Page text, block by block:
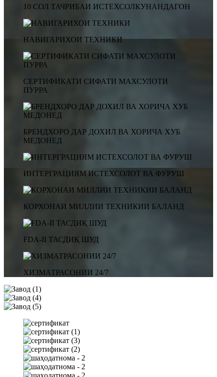
10 СОЛ ТАЧРИБАИ ИСТЕХСОЛКУНАНДАГОН
НАВИГАРИХОИ ТЕХНИКИ
СЕРТИФИКАТИ СИФАТИ МАХСУЛОТИ
ПУРРА
БРЕНДХОРО ДАР ДОХИЛ ВА ХОРИЧА ХУБ
МЕДОНЕД
ИНТЕРГРАЦИЯМ ИСТЕХСОЛОТ ВА ФУРУШ
КОРХОНАИ МИЛЛИИ ТЕХНИКИИ БАЛАНД
FDA-II ТАСДИҚ ШУД
ХИЗМАТРАСОНИИ 24/7